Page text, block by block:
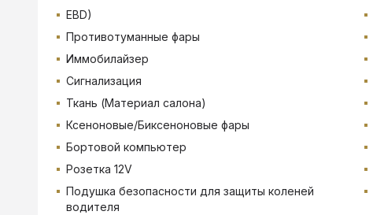
EBD)
Противотуманные фары
Иммобилайзер
Сигнализация
Ткань (Материал салона)
Ксеноновые/Биксеноновые фары
Бортовой компьютер
Розетка 12V
Подушка безопасности для защиты коленей
водителя